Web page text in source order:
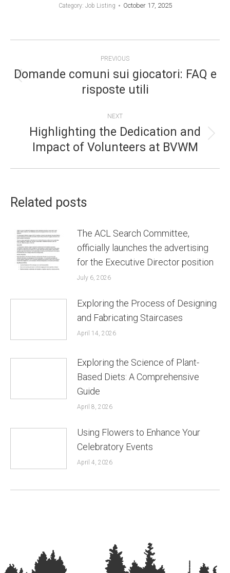
Category: Job Listing October 17, 2025
NAVIGATION
PREVIOUS
Previous
post:
Domande comuni sui giocatori: FAQ e
risposte utili
NEXT
post:
Highlighting the Dedication and
Impact of Volunteers at BVWM
Related posts
The ACL Search Committee,
officially launches the advertising
for the Executive Director position
July 6, 2026
Exploring the Process of Designing
and Fabricating Staircases
April 14, 2026
Exploring the Science of Plant-
Based Diets: A Comprehensive
Guide
April 8, 2026
Using Flowers to Enhance Your
Celebratory Events
April 4, 2026